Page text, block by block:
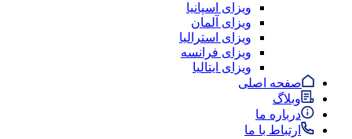
ویزای اسپانیا
ویزای آلمان
ویزای استرالیا
ویزای فرانسه
ویزای ایتالیا
صفحه اصلی
وبلاگ
درباره ما
ارتباط با ما